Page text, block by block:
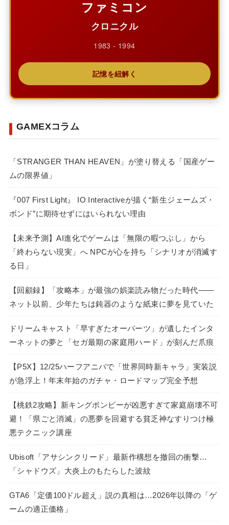
ファミコン
クロニクル
1983 - 1994
記憶を紐解く
GAMEXコラム
「STRANGER THAN HEAVEN」が塗り替える「国産ゲー
ムの限界値」
『007 First Light』 IO Interactiveが描く“新生ジェームズ・
ボンド”に期待せずにはいられない理由
【未来予測】AI進化でゲームは「無限の暇つぶし」から
「終わらない現実」へ NPCが心を持ち「シナリオが消滅す
る日」
【回顧録】「攻略本」が最強の娯楽読み物だった時代――
ネット以前、少年たちは鈍器のような紙束に夢を見ていた
ドリームキャスト「早すぎたオーパーツ」が遺したインタ
ーネットの夢と「セガ最期の家庭用ハード」が刻んだ爪痕
【P5X】12/25ハーフアニバで「世界同時新キャラ」実装説
が急浮上！年末年始のガチャ・ロードマップ完全予想
【桃鉄2攻略】新キングボンビーが凶悪すぎて家庭崩壊不可
避！「県ごと消滅」の悪夢を回避する貧乏神なすりつけ極
悪テクニック講座
Ubisoft「アサシンクリード」最新作構想を撤回の衝撃…
「シャドウズ」大炎上のもたらした波紋
GTA6「定価100ドル超え」説の真相は…2026年以降の「ゲ
ームの適正価格」